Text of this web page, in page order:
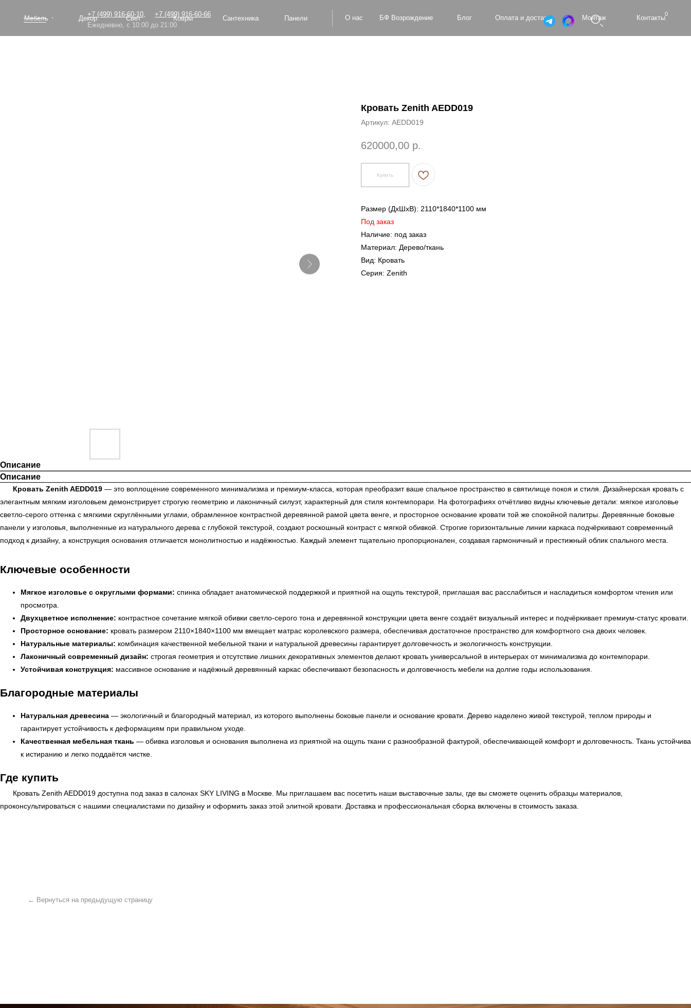
+7 (499) 916-60-66
+7 (499) 916-60-10,
Ежедневно, с 10:00 до 21:00
Панели
Сантехника
Свет
Декор Контакты
Монтаж
Оплата и доставка
БФ Возрождение Блог
Мебель Ковры
Кровать Zenith AEDD019
Артикул: AEDD019
620000,00 р.
Купить
Размер (ДxШxВ): 2110*1840*1100 мм
Под заказ
Наличие: под заказ
Материал: Дерево/ткань
Вид: Кровать
Серия: Zenith
Описание
Описание
Кровать Zenith AEDD019 — это воплощение современного минимализма и премиум-класса, которая преобразит ваше спальное пространство в святилище покоя и стиля. Дизайнерская кровать с
элегантным мягким изголовьем демонстрирует строгую геометрию и лаконичный силуэт, характерный для стиля контемпорари. На фотографиях отчётливо видны ключевые детали: мягкое изголовье
светло-серого оттенка с мягкими скруглёнными углами, обрамленное контрастной деревянной рамой цвета венге, и просторное основание кровати той же спокойной палитры. Деревянные боковые
панели у изголовья, выполненные из натурального дерева с глубокой текстурой, создают роскошный контраст с мягкой обивкой. Строгие горизонтальные линии каркаса подчёркивают современный
подход к дизайну, а конструкция основания отличается монолитностью и надёжностью. Каждый элемент тщательно пропорционален, создавая гармоничный и престижный облик спального места.
Ключевые особенности
Мягкое изголовье с округлыми формами: спинка обладает анатомической поддержкой и приятной на ощупь текстурой, приглашая вас расслабиться и насладиться комфортом чтения или
просмотра.
Двухцветное исполнение: контрастное сочетание мягкой обивки светло-серого тона и деревянной конструкции цвета венге создаёт визуальный интерес и подчёркивает премиум-статус кровати.
Просторное основание: кровать размером 2110×1840×1100 мм вмещает матрас королевского размера, обеспечивая достаточное пространство для комфортного сна двоих человек.
Натуральные материалы: комбинация качественной мебельной ткани и натуральной древесины гарантирует долговечность и экологичность конструкции.
Лаконичный современный дизайн: строгая геометрия и отсутствие лишних декоративных элементов делают кровать универсальной в интерьерах от минимализма до контемпорари.
Устойчивая конструкция: массивное основание и надёжный деревянный каркас обеспечивают безопасность и долговечность мебели на долгие годы использования.
Благородные материалы
Натуральная древесина — экологичный и благородный материал, из которого выполнены боковые панели и основание кровати. Дерево наделено живой текстурой, теплом природы и
гарантирует устойчивость к деформациям при правильном уходе.
Качественная мебельная ткань — обивка изголовья и основания выполнена из приятной на ощупь ткани с разнообразной фактурой, обеспечивающей комфорт и долговечность. Ткань устойчива
к истиранию и легко поддаётся чистке.
Где купить
Кровать Zenith AEDD019 доступна под заказ в салонах SKY LIVING в Москве. Мы приглашаем вас посетить наши выставочные залы, где вы сможете оценить образцы материалов,
проконсультироваться с нашими специалистами по дизайну и оформить заказ этой элитной кровати. Доставка и профессиональная сборка включены в стоимость заказа.